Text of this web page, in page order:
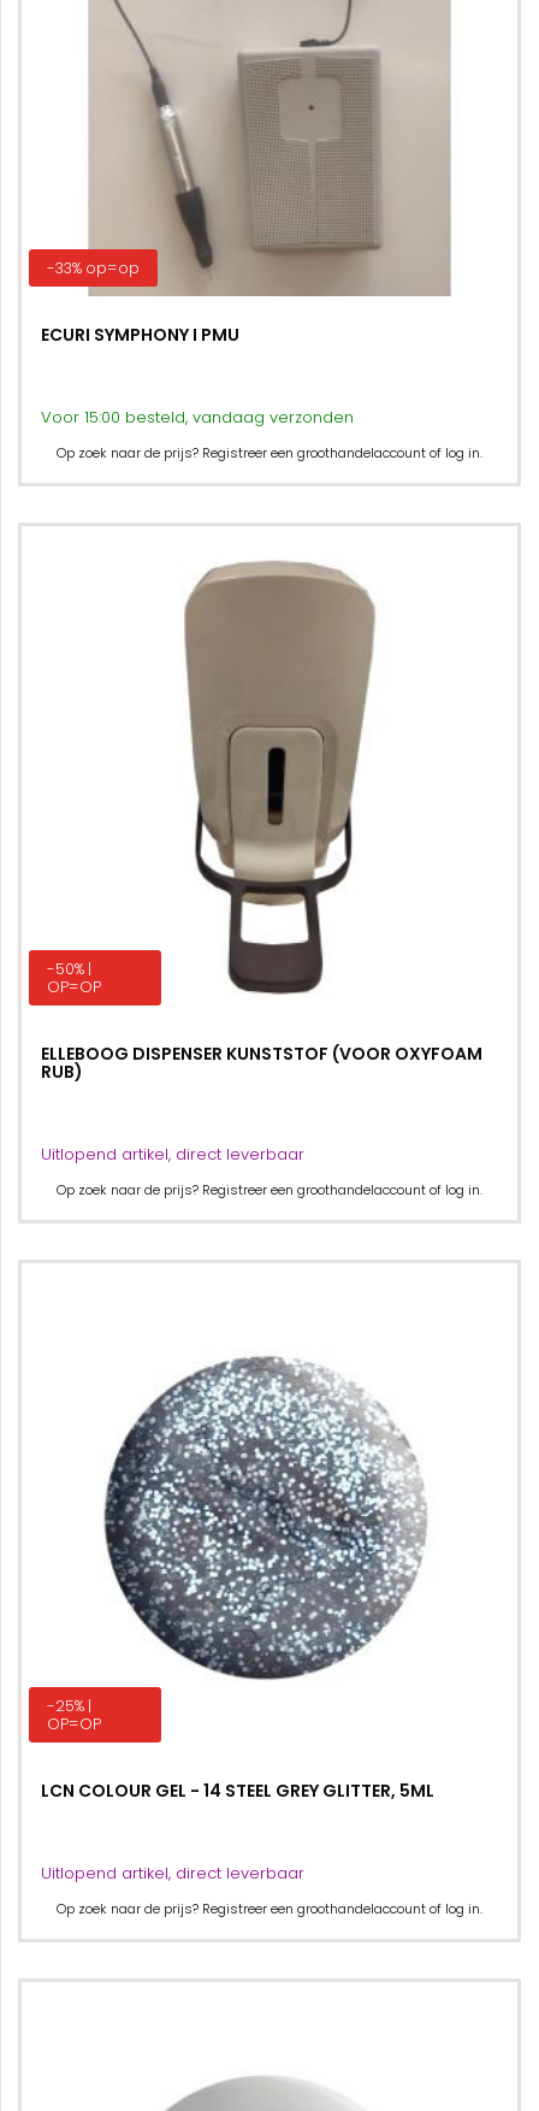
-33% op=op
ECURI SYMPHONY I PMU
Voor 15:00 besteld, vandaag verzonden
Op zoek naar de prijs? Registreer een groothandelaccount of log in.
-50% |
OP=OP
ELLEBOOG DISPENSER KUNSTSTOF (VOOR OXYFOAM
RUB)
Uitlopend artikel, direct leverbaar
Op zoek naar de prijs? Registreer een groothandelaccount of log in.
-25% |
OP=OP
LCN COLOUR GEL - 14 STEEL GREY GLITTER, 5ML
Uitlopend artikel, direct leverbaar
Op zoek naar de prijs? Registreer een groothandelaccount of log in.